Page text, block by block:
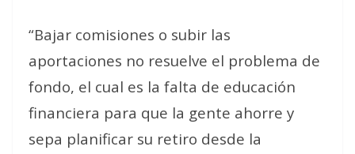
“Bajar comisiones o subir las
aportaciones no resuelve el problema de
fondo, el cual es la falta de educación
financiera para que la gente ahorre y
sepa planificar su retiro desde la